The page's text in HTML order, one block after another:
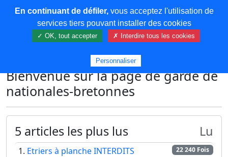
COREMA
Bienvenue sur la page de garde de
nationales-bretonnes
5 articles les plus lus Lu
Etriers à planche INTERDITS 22 240 Fois
En continuant de défiler,vous acceptez l'utilisation de
services tiers pouvant installer des cookies
✓ OK, tout accepter ✗ Interdire tous les cookies
Personnaliser